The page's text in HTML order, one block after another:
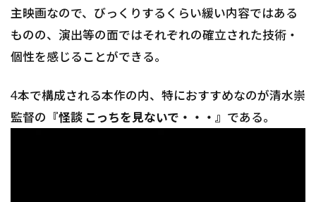
主映画なので、びっくりするくらい緩い内容ではある
ものの、演出等の面ではそれぞれの確立された技術・
個性を感じることができる。
4本で構成される本作の内、特におすすめなのが清水崇
監督の 『怪談 こっちを見ないで・・・』 である。